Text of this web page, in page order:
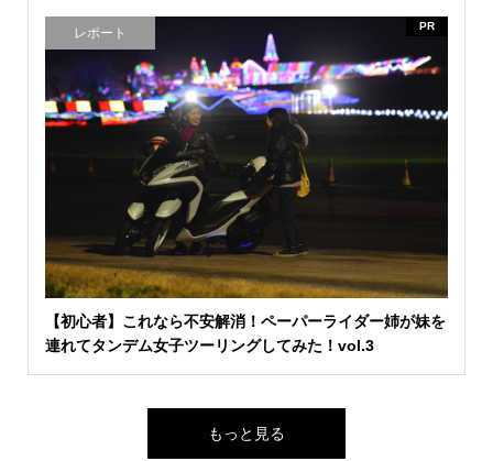
レポート PR
【初心者】これなら不安解消！ペーパーライダー姉が妹を
連れてタンデム女子ツーリングしてみた！vol.3
もっと見る